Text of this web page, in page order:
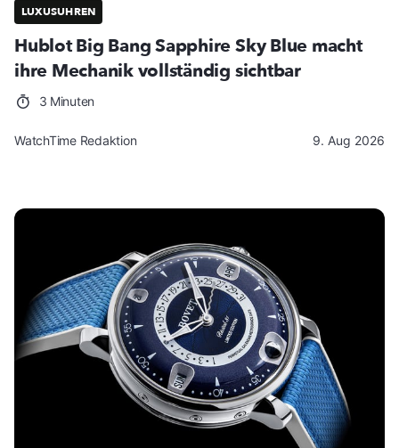
LUXUSUHREN
Hublot Big Bang Sapphire Sky Blue macht
ihre Mechanik vollständig sichtbar
3 Minuten
WatchTime Redaktion 9. Aug 2026